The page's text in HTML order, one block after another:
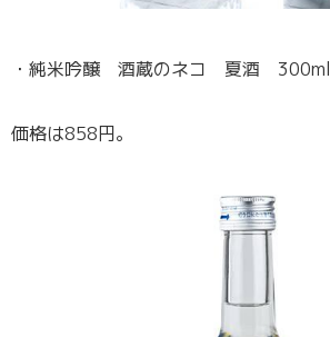
・純米吟醸 酒蔵のネコ 夏酒 300ml
価格は858円。